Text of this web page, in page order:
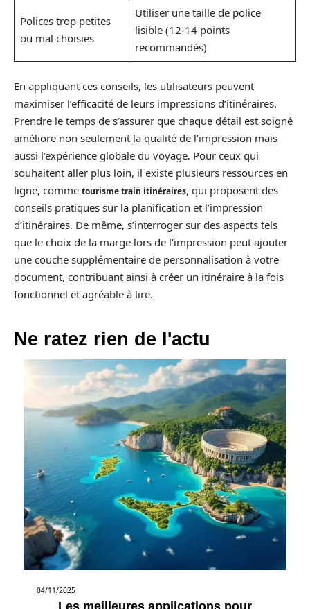
Polices trop petites
ou mal choisies
Utiliser une taille de police
lisible (12-14 points
recommandés)
En appliquant ces conseils, les utilisateurs peuvent
maximiser l’efficacité de leurs impressions d’itinéraires.
Prendre le temps de s’assurer que chaque détail est soigné
améliore non seulement la qualité de l’impression mais
aussi l’expérience globale du voyage. Pour ceux qui
souhaitent aller plus loin, il existe plusieurs ressources en
ligne, comme tourisme train itinéraires, qui proposent des
conseils pratiques sur la planification et l’impression
d’itinéraires. De même, s’interroger sur des aspects tels
que le choix de la marge lors de l’impression peut ajouter
une couche supplémentaire de personnalisation à votre
document, contribuant ainsi à créer un itinéraire à la fois
fonctionnel et agréable à lire.
Ne ratez rien de l'actu
04/11/2025
Les meilleures applications pour